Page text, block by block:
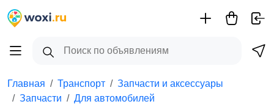
Главная Транспорт
Запчасти и аксессуары
Запчасти
Для автомобилей